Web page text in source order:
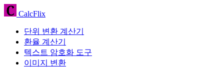
CalcFlix
단위 변환 계산기
환율 계산기
텍스트 암호화 도구
이미지 변환